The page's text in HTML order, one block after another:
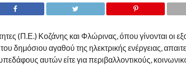
(Π.Ε.) Κοζάνης και Φλώρινας, όπου γίνονται οι
δημόσιου αγαθού της ηλεκτρικής ενέργειας,
αυτών είτε για περιβαλλοντικούς,